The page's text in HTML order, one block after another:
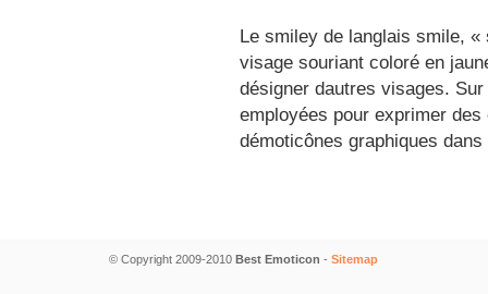
Le smiley de langlais smile,
visage souriant coloré en
désigner dautres visages.
employées pour exprimer
démoticônes graphiques
© Copyright 2009-2010 Best Emoticon - Sitemap